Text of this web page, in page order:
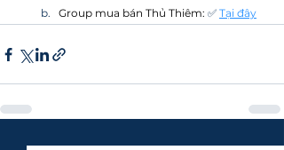
Group mua bán Thủ Thiêm: ✅ Tại đây